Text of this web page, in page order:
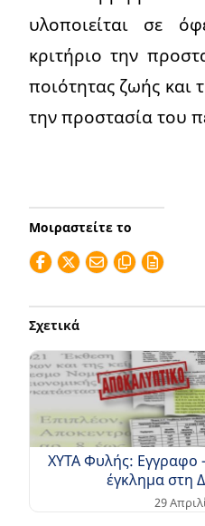
υλοποιείται σε
κριτήριο την
ποιότητας ζωής και
την προστασία του
Μοιραστείτε το
Σχετικά
ΧΥΤΑ Φυλής: Εγγραφο
έγκλημα στη
29